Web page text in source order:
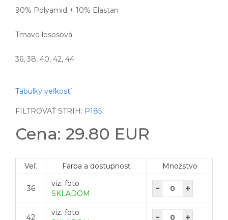
90% Polyamid + 10% Elastan
Tmavo lososová
36, 38, 40, 42, 44
Tabulky veľkostí
FILTROVAŤ STRIH: P185
Cena: 29.80 EUR
Veľ. Farba a dostupnosť Množstvo
36
viz. foto
SKLADOM
42
viz. foto